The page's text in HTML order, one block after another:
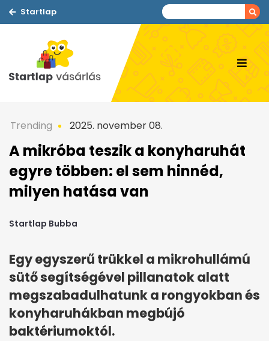
Startlap
Trending 2025. november 08.
A mikróba teszik a konyharuhát
egyre többen: el sem hinnéd,
milyen hatása van
Startlap Bubba
Egy egyszerű trükkel a mikrohullámú
sütő segítségével pillanatok alatt
megszabadulhatunk a rongyokban és
konyharuhákban megbújó
baktériumoktól.